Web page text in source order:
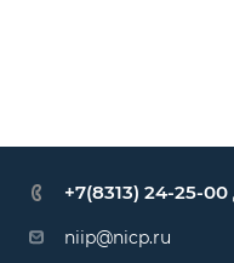
+7(8313) 24-25-
niip@nicp.ru